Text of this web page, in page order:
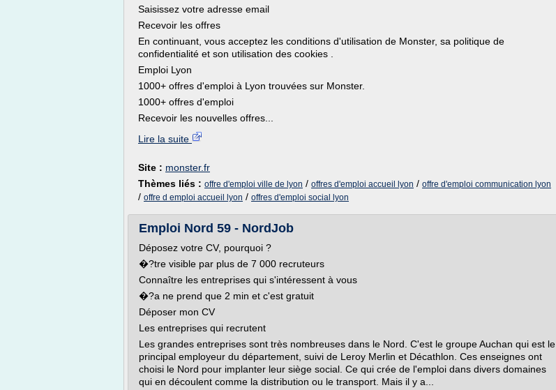
Saisissez votre adresse email
Recevoir les offres
En continuant, vous acceptez les conditions d'utilisation de Monster, sa politique de
confidentialité et son utilisation des cookies .
Emploi Lyon
1000+ offres d'emploi à Lyon trouvées sur Monster.
1000+ offres d'emploi
Recevoir les nouvelles offres...
Lire la suite
Site : monster.fr
Thèmes liés : offre d'emploi ville de lyon / offres d'emploi accueil lyon / offre d'emploi communication lyon
/ offre d emploi accueil lyon / offres d'emploi social lyon
Emploi Nord 59 - NordJob
Déposez votre CV, pourquoi ?
�?tre visible par plus de 7 000 recruteurs
Connaître les entreprises qui s'intéressent à vous
�?a ne prend que 2 min et c'est gratuit
Déposer mon CV
Les entreprises qui recrutent
Les grandes entreprises sont très nombreuses dans le Nord. C'est le groupe Auchan qui est le
principal employeur du département, suivi de Leroy Merlin et Décathlon. Ces enseignes ont
choisi le Nord pour implanter leur siège social. Ce qui crée de l'emploi dans divers domaines
qui en découlent comme la distribution ou le transport. Mais il y a...